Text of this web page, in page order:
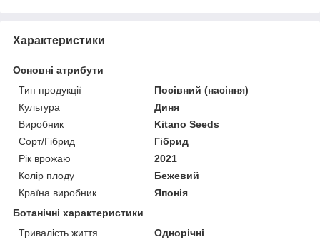
Характеристики
Основні атрибути
Тип продукції
Посівний (насіння)
Культура
Диня
Виробник
Kitano Seeds
Сорт/Гібрид
Гібрид
Рік врожаю
2021
Колір плоду
Бежевий
Країна виробник
Японія
Ботанічні характеристики
Тривалість життя
Однорічні